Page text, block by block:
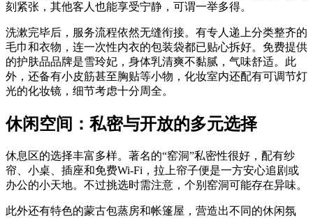
刻紧张，其他客人也能享受宁静，可谓一举多得。
洗漱完毕后，服务流程依然无缝衔接。有专人递上分类整齐的
毛巾和衣物，连一次性内衣的包装袋都已贴心拆好。免费提供
的护肤品品牌是雪玲妃，身体乳清爽不黏腻，气味舒适。此
外，还备有小皮筋甚至胸贴等小物，化妆室内还配有可调节灯
光的化妆镜，细节考虑十分周全。
休闲空间：私密与开放的多元选择
休息区的选择丰富多样。著名的“窑洞”私密性很好，配有纱
帘、小桌、插座和免费Wi-Fi，拉上帘子便是一方安心追剧或
办公的小天地。不过挑选时需注意，个别窑洞可能存在异味。
此外还有特色的蒙古包蒸房和帐篷屋，营造出不同的休闲氛